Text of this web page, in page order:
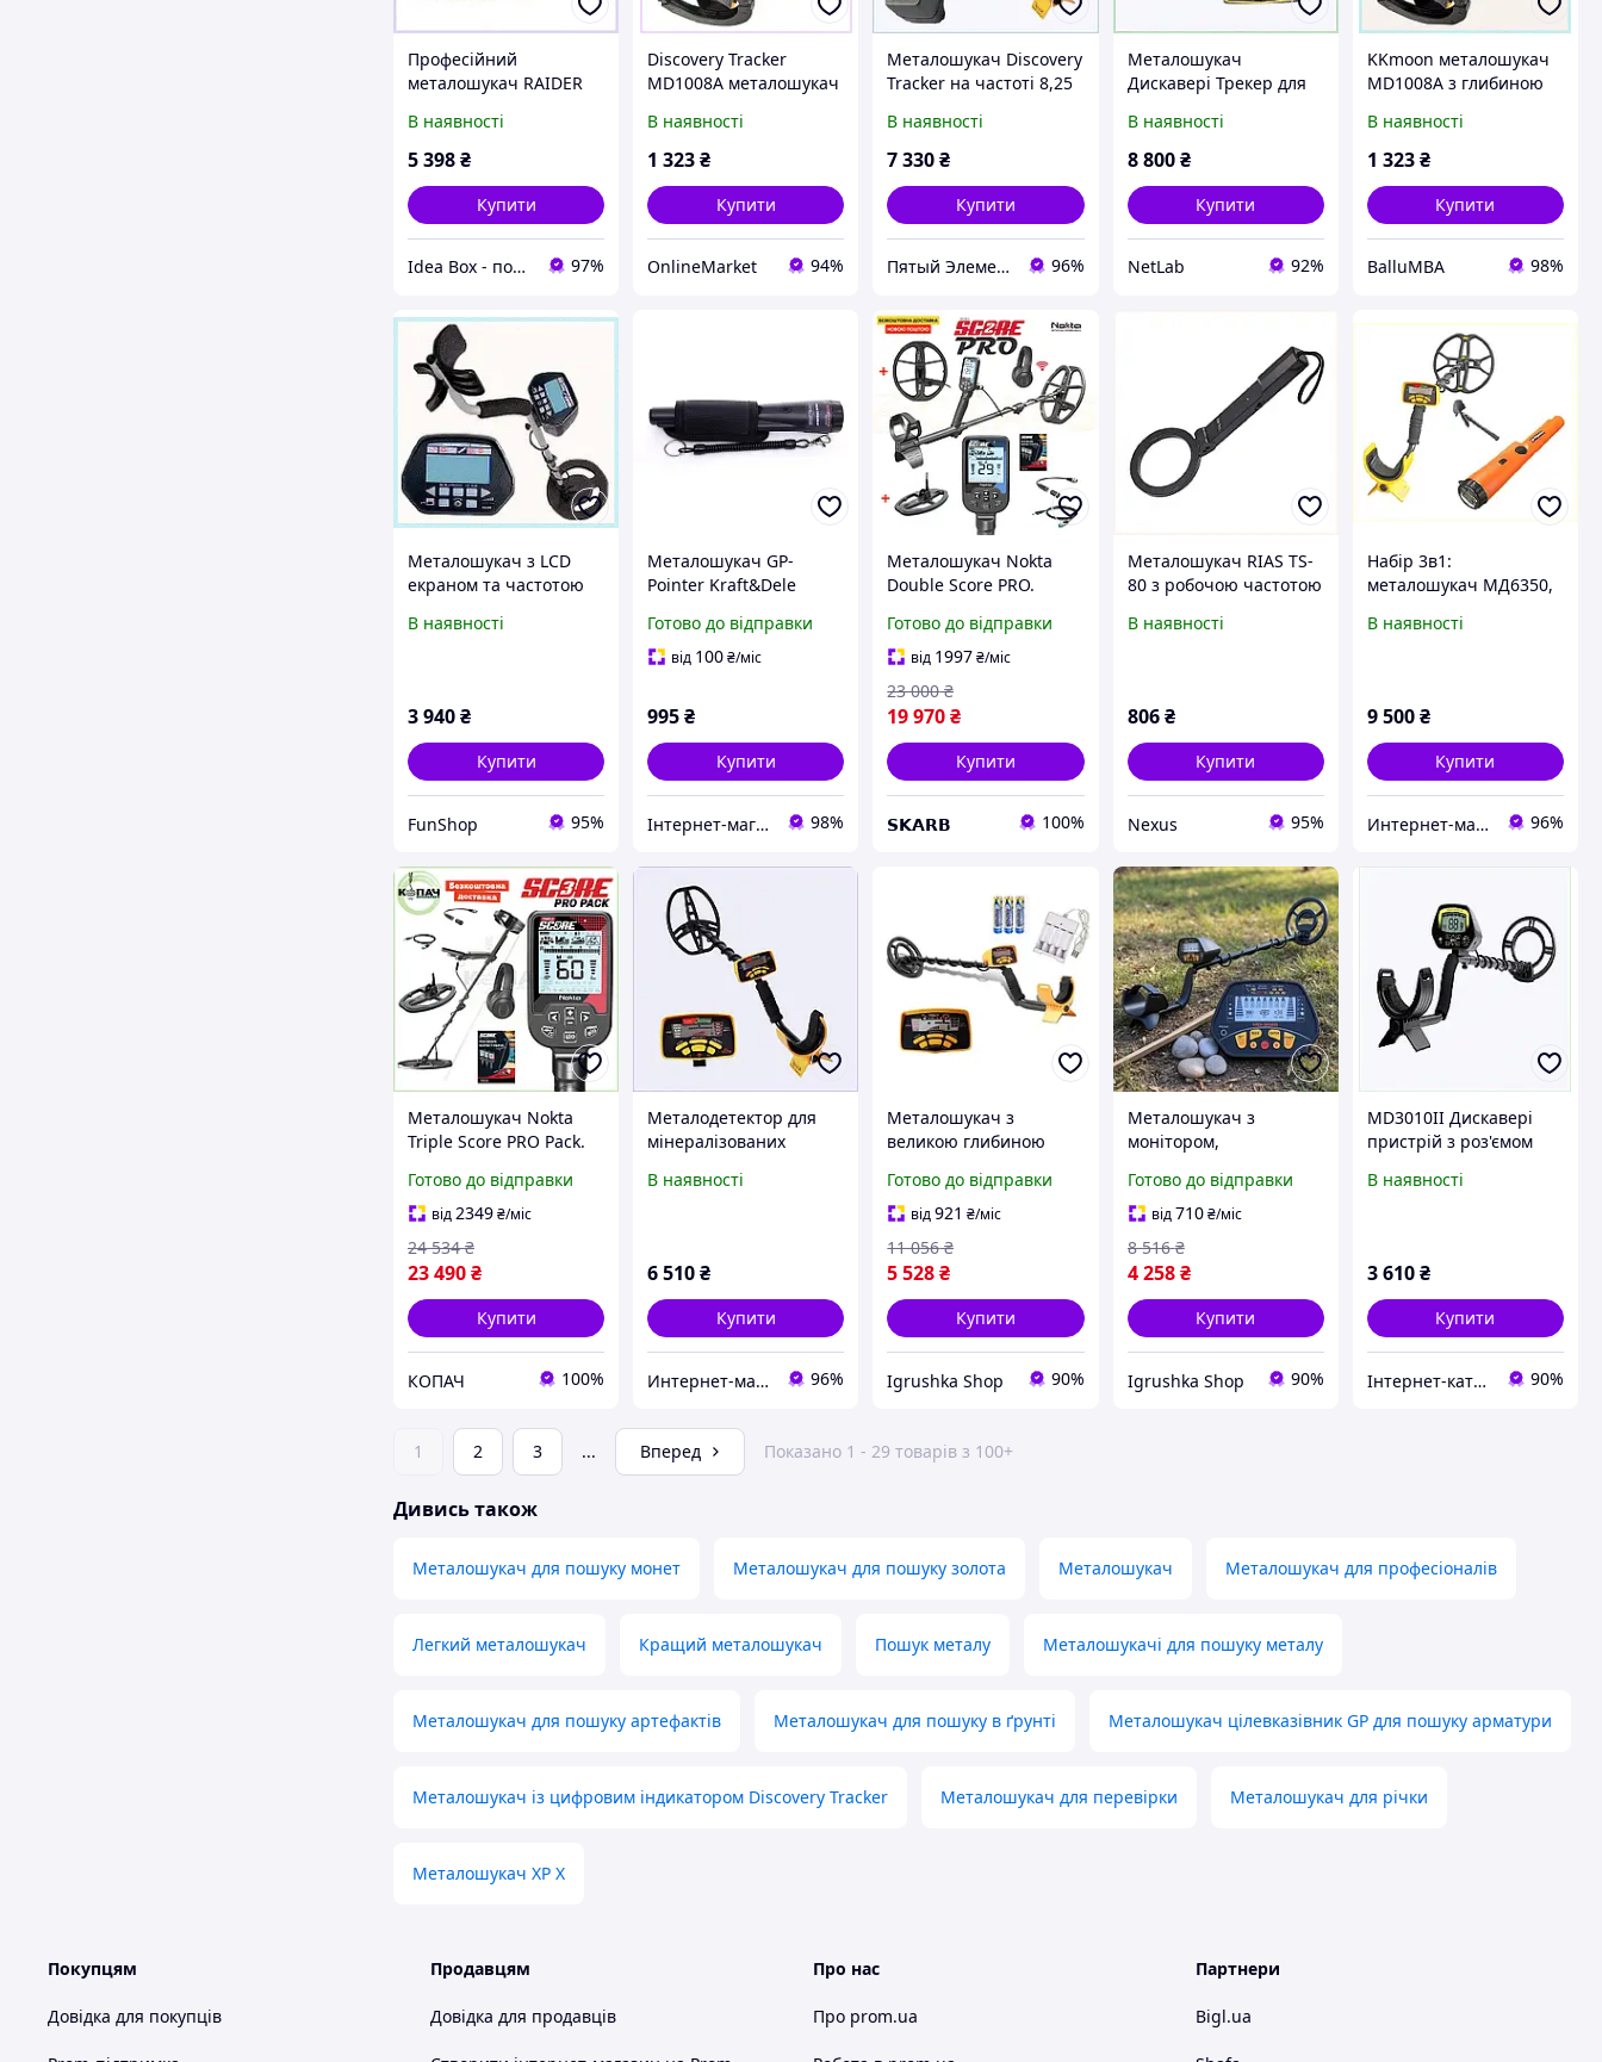
Професійний
металошукач RAIDER
кГц, A108X3K675
В наявності
5 398₴
Купити
Idea Box - подарки для всей семьи 97%
Discovery Tracker
MD1008A металошукач
M2573E974
В наявності
1 323₴
Купити
OnlineMarket 94%
Металошукач Discovery
Tracker на частоті 8,25
об'єктів, 1801KT769
В наявності
7 330₴
Купити
Пятый Элемент - всё, что вам нужно 96%
Металошукач
Дискавері Трекер для
частота 8.25 кГц
2683B14P9H
В наявності
8 800 ₴
Купити
NetLab 92%
KKmoon металошукач
MD1008A з глибиною
2K573H974
В наявності
1 323₴
Купити
BalluMBA 98%
Металошукач з LCD
екраном та частотою
1M9H21X054
В наявності
3 940₴
Купити
FunShop 95%
Металошукач GP-
Pointer Kraft&Dele
Готово до відправки
від 100₴/міс
995₴
Купити
Інтернет-магазин "YBOX" - насолоджуйся тим, що купуєш 98%
Металошукач Nokta
Double Score PRO.
+ бездротові
навушники Bluetooth.
Безкшотовна доставка
Готово до відправки
від 1997₴/міс
19 970₴
23 000 ₴
Купити
𝗦𝗞𝗔𝗥𝗕 100%
Металошукач RIAS TS-
80 з робочою частотою
В наявності
806 ₴
Купити
Nexus 95%
Набір 3в1:
металошукач МД6350,
саперна лопатка
В наявності
9 500₴
Купити
Интернет-магазин TVOЁ 96%
Металошукач Nokta
Triple Score PRO Pack.
підводний
металодетектор,
офіційна гарантія!
Готово до відправки
від2349₴/міс
23 490₴
24 534 ₴
Купити
КОПАЧ 100%
Металодетектор для
мінералізованих
MD6350 169EX86E51
В наявності
6 510₴
Купити
Интернет-магазин TVOЁ 96%
Металошукач з
великою глибиною
Металошукач для
школи, Глибинні
металошукачі, RYH
Готово до відправки
від921 ₴/міс
5 528₴
11 056 ₴
Купити
Igrushka Shop 90%
Металошукач з
монітором,
підводний,
Металошукачі для
золота, Металошукач
скарбошукач, RYH
Готово до відправки
від710 ₴/міс
4 258 ₴
8 516 ₴
Купити
Igrushka Shop 90%
MD3010II Дискавері
пристрій з роз'ємом
18758MKP26
В наявності
3 610₴
Купити
Інтернет-каталог знижок Техно ECO 90%
1 2 3 ... Вперед Показано 1 - 29 товарів з 100+
Дивись також
Металошукач для пошуку монет Металошукач для пошуку золота Металошукач Металошукач для професіоналів
Легкий металошукач Кращий металошукач Пошук металу Металошукачі для пошуку металу
Металошукач для пошуку артефактів Металошукач для пошуку в ґрунті Металошукач цілевказівник GP для пошуку арматури
Металошукач із цифровим індикатором Discovery Tracker Металошукач для перевірки Металошукач для річки
Металошукач XP X
Покупцям
Довідка для покупців
Продавцям
Довідка для продавців
Про нас
Про prom.ua
Партнери
Bigl.ua